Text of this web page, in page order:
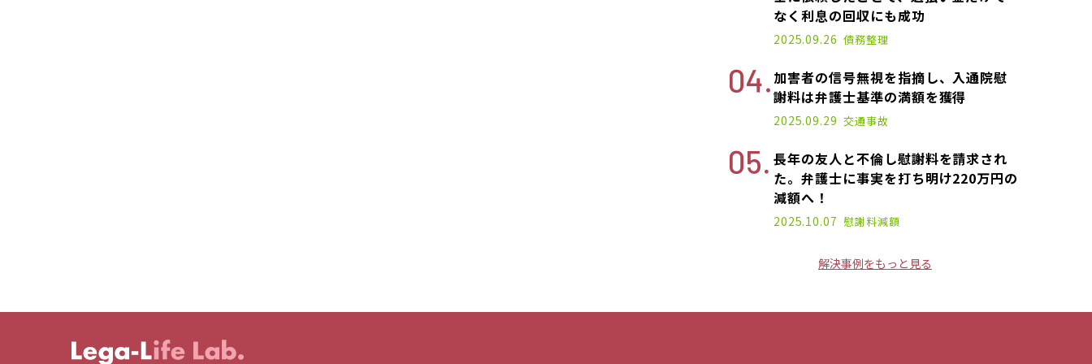
なく利息の回収にも成功
2025.09.26 債務整理
加害者の信号無視を指摘し、入通院慰
謝料は弁護士基準の満額を獲得
2025.09.29 交通事故
長年の友人と不倫し慰謝料を請求され
た。弁護士に事実を打ち明け220万円の
減額へ！
2025.10.07 慰謝料減額
解決事例をもっと見る